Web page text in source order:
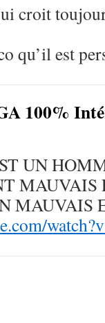
croit
qu’il est
100%
UN
MAUVAIS
MAUVAIS